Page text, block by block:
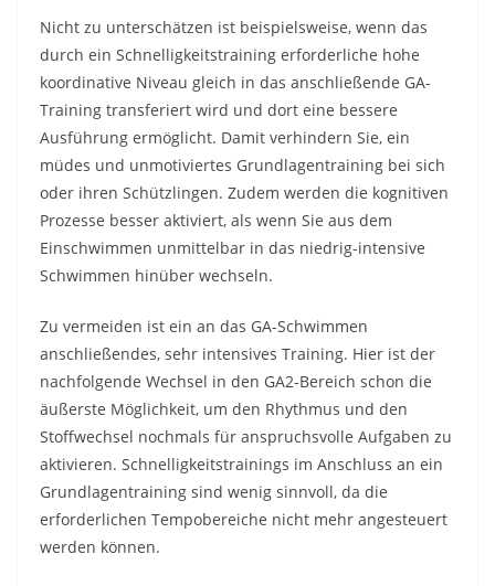
Nicht zu unterschätzen ist beispielsweise, wenn das
durch ein Schnelligkeitstraining erforderliche hohe
koordinative Niveau gleich in das anschließende GA-
Training transferiert wird und dort eine bessere
Ausführung ermöglicht. Damit verhindern Sie, ein
müdes und unmotiviertes Grundlagentraining bei sich
oder ihren Schützlingen. Zudem werden die kognitiven
Prozesse besser aktiviert, als wenn Sie aus dem
Einschwimmen unmittelbar in das niedrig-intensive
Schwimmen hinüber wechseln.
Zu vermeiden ist ein an das GA-Schwimmen
anschließendes, sehr intensives Training. Hier ist der
nachfolgende Wechsel in den GA2-Bereich schon die
äußerste Möglichkeit, um den Rhythmus und den
Stoffwechsel nochmals für anspruchsvolle Aufgaben zu
aktivieren. Schnelligkeitstrainings im Anschluss an ein
Grundlagentraining sind wenig sinnvoll, da die
erforderlichen Tempobereiche nicht mehr angesteuert
werden können.